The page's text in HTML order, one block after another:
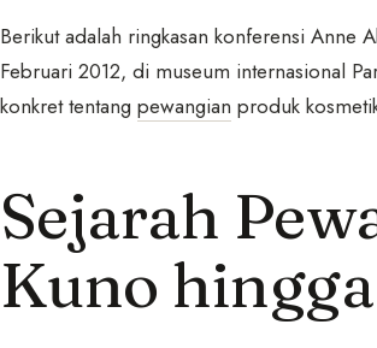
Berikut adalah ringkasan konferensi Anne
Februari 2012, di museum internasional
konkret tentang pewangian produk
Sejarah
Kuno